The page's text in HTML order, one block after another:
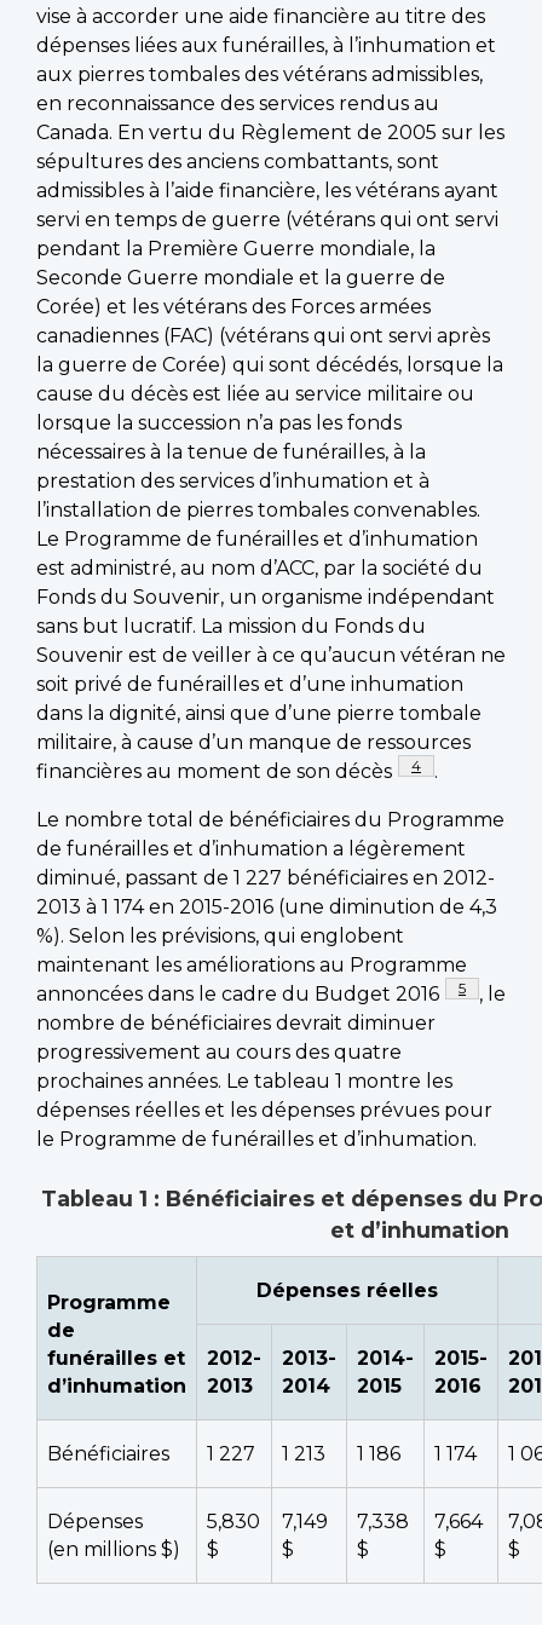
vise à accorder une aide financière au titre des
dépenses liées aux funérailles, à l’inhumation et
aux pierres tombales des vétérans admissibles,
en reconnaissance des services rendus au
Canada. En vertu du Règlement de 2005 sur les
sépultures des anciens combattants, sont
admissibles à l’aide financière, les vétérans ayant
servi en temps de guerre (vétérans qui ont servi
pendant la Première Guerre mondiale, la
Seconde Guerre mondiale et la guerre de
Corée) et les vétérans des Forces armées
canadiennes (FAC) (vétérans qui ont servi après
la guerre de Corée) qui sont décédés, lorsque la
cause du décès est liée au service militaire ou
lorsque la succession n’a pas les fonds
nécessaires à la tenue de funérailles, à la
prestation des services d’inhumation et à
l’installation de pierres tombales convenables.
Le Programme de funérailles et d’inhumation
est administré, au nom d’ACC, par la société du
Fonds du Souvenir, un organisme indépendant
sans but lucratif. La mission du Fonds du
Souvenir est de veiller à ce qu’aucun vétéran ne
soit privé de funérailles et d’une inhumation
dans la dignité, ainsi que d’une pierre tombale
militaire, à cause d’un manque de ressources
financières au moment de son décès
Footnote
4 .
Le nombre total de bénéficiaires du Programme
de funérailles et d’inhumation a légèrement
diminué, passant de 1 227 bénéficiaires en 2012-
2013 à 1 174 en 2015-2016 (une diminution de 4,3
%). Selon les prévisions, qui englobent
maintenant les améliorations au Programme
annoncées dans le cadre du Budget 2016
Footnote
5
, le
nombre de bénéficiaires devrait diminuer
progressivement au cours des quatre
prochaines années. Le tableau 1 montre les
dépenses réelles et les dépenses prévues pour
le Programme de funérailles et d’inhumation.
Tableau 1 : Bénéficiaires et dépenses du
et d’inhumation
Programme
de
funérailles et
d’inhumation
Dépenses réelles
2012-
2013
2013-
2014
2014-
2015
2015-
2016
Bénéficiaires 1 227 1 213 1 186 1 174 1
Dépenses
(en millions $)
5,830
$
7,149
$
7,338
$
7,664
$
$